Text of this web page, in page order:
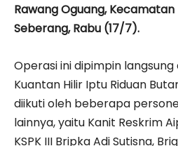
Rawang Oguang, Kecamatan
Seberang, Rabu (17/7).
Operasi ini dipimpin
Kuantan Hilir Iptu Riduan
diikuti oleh beberapa
lainnya, yaitu Kanit Reskrim
KSPK III Bripka Adi Sutisna,